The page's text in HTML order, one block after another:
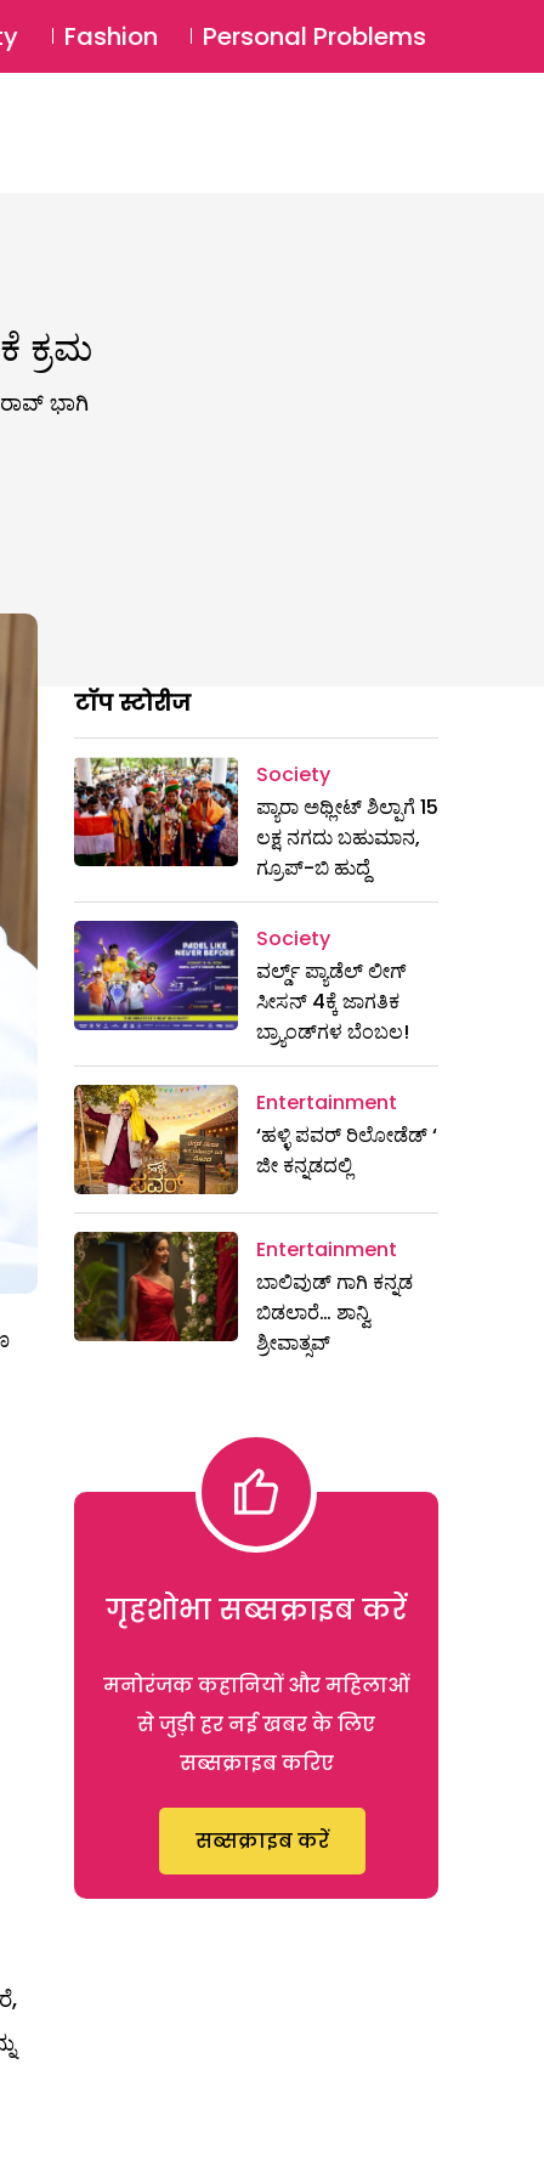
Login ⚲
Fashion Personal Problems
ಕ್ರಮ
ಭಾಗಿ
टॉप स्टोरीज
Society
ಪ್ಯಾರಾ ಅಥ್ಲೀಟ್ ಶಿಲ್ಪಾಗೆ 15
ಲಕ್ಷ ನಗದು ಬಹುಮಾನ,
ಗ್ರೂಪ್-ಬಿ ಹುದ್ದೆ
Society
ವರ್ಲ್ಡ್ ಪ್ಯಾಡೆಲ್ ಲೀಗ್
ಸೀಸನ್ 4ಕ್ಕೆ ಜಾಗತಿಕ
ಬ್ರ್ಯಾಂಡ್‌ಗಳ ಬೆಂಬಲ!
Entertainment
‘ಹಳ್ಳಿ ಪವರ್ ರಿಲೋಡೆಡ್ ‘
ಜೀ ಕನ್ನಡದಲ್ಲಿ
Entertainment
ಬಾಲಿವುಡ್ ಗಾಗಿ ಕನ್ನಡ
ಬಿಡಲಾರೆ… ಶಾನ್ವಿ
ಶ್ರೀವಾತ್ಸವ್
गृहशोभा सब्सक्राइब करें
मनोरंजक कहानियों और महिलाओं
से जुड़ी हर नई खबर के लिए
सब्सक्राइब करिए
सब्सक्राइब करें